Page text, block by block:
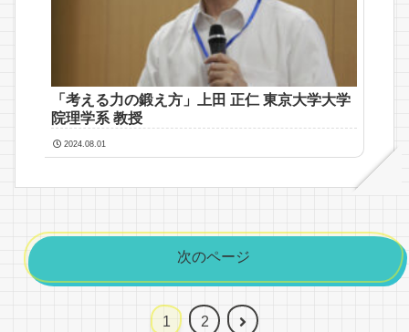
「考える力の鍛え方」上田 正仁 東京大学大学
院理学系 教授
2024.08.01
次のページ
1 2 次